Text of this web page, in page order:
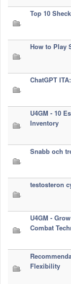
Top 10
How to Play
ChatGPT
U4GM - 10
Inventory
Snabb och
testosteron
U4GM -
Combat
Flexibility